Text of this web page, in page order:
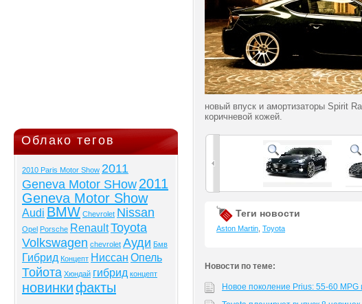
Облако тегов
2010 Paris Motor Show 2011
Geneva Motor SHow 2011
Geneva Motor Show
Audi BMW Chevrolet Nissan
Opel Porsche RenaultToyota
Volkswagen chevrolet Ауди Бмв
Гибрид Концепт Ниссан Опель
Тойота Хюндай гибрид концепт
новинкифакты
новый впуск и амортизаторы Spirit
коричневой кожей.
Теги новости
Aston Martin Toyota
Новости по теме:
Новое поколение Prius: 55-60 MPG